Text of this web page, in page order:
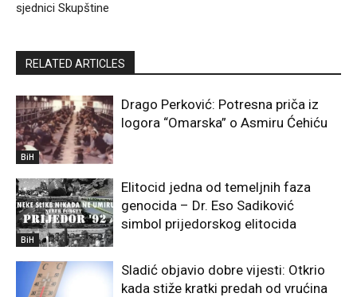
sjednici Skupštine
RELATED ARTICLES
BiH
Drago Perković: Potresna priča iz
logora “Omarska” o Asmiru Ćehiću
BiH
Elitocid jedna od temeljnih faza
genocida – Dr. Eso Sadiković
simbol prijedorskog elitocida
Sladić objavio dobre vijesti: Otkrio
kada stiže kratki predah od vrućina